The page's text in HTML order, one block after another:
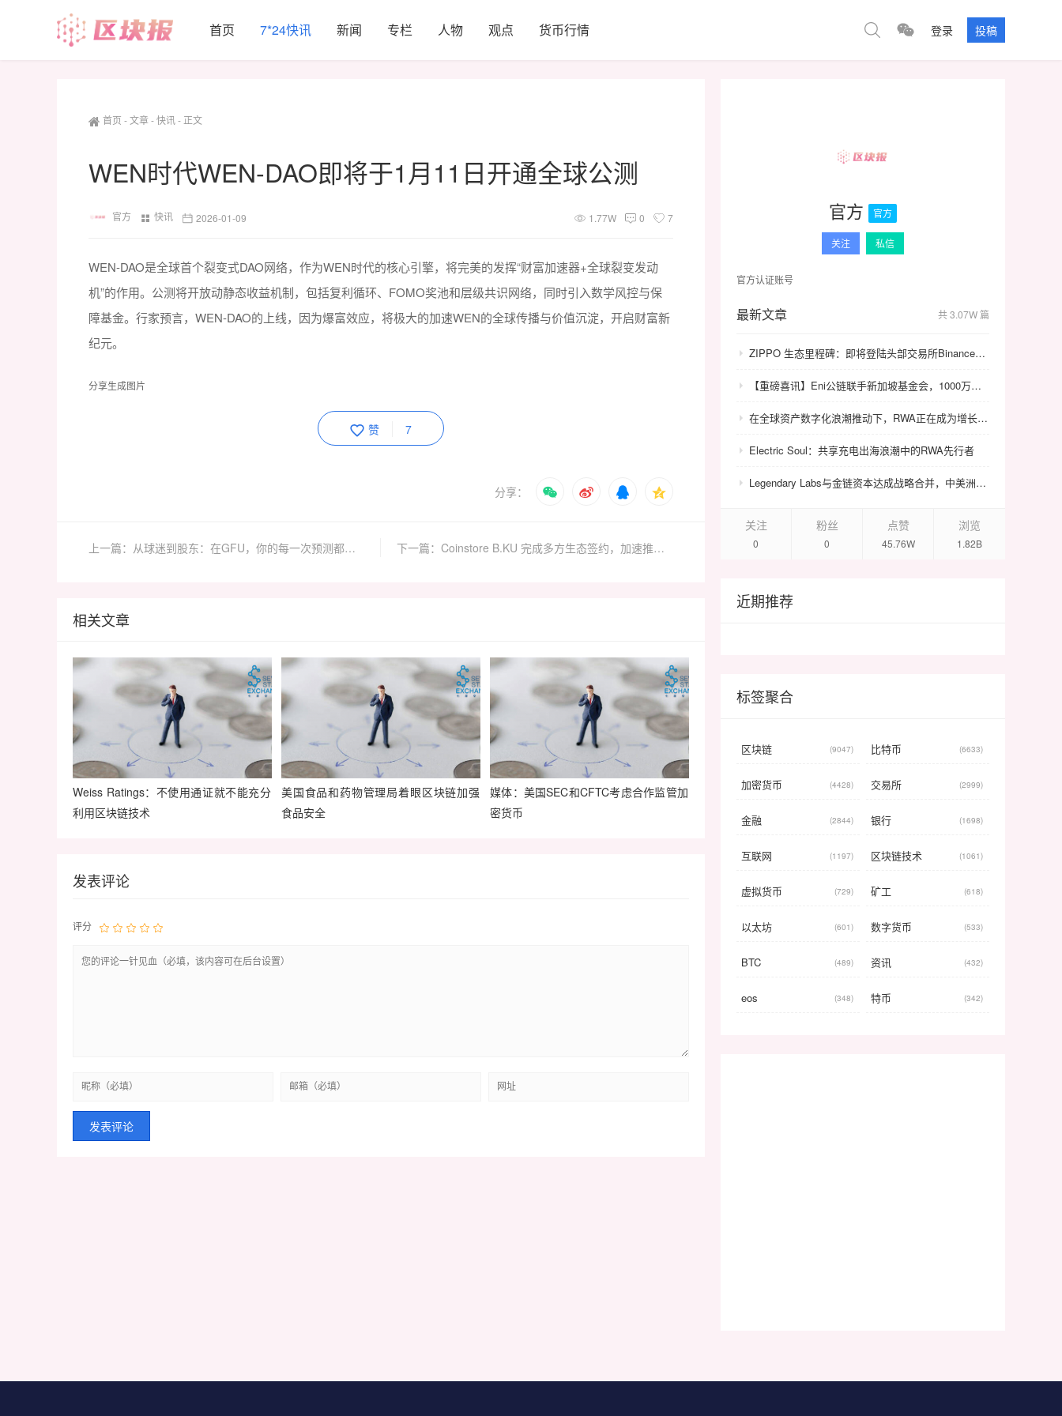
首页 7*24快讯 新闻 专栏 人物 观点 货币行情 登录 投稿
首页 -文章-快讯- 正文
WEN时代WEN-DAO即将于1月11日开通全球公测
官方 快讯 2026-01-09 1.77W 0 7
WEN-DAO是全球首个裂变式DAO网络，作为WEN时代的核心引擎，将完美的发挥“财富加速器+全球裂变发动
机”的作用。公测将开放动静态收益机制，包括复利循环、FOMO奖池和层级共识网络，同时引入数学风控与保
障基金。行家预言，WEN-DAO的上线，因为爆富效应，将极大的加速WEN的全球传播与价值沉淀，开启财富新
纪元。
分享生成图片
赞 7
分享：
上一篇：从球迷到股东：在GFU，你的每一次预测都是对未来的投资 下一篇：Coinstore B.KU 完成多方生态签约，加速推进 RWA 全球布局
相关文章
Weiss Ratings：不使用通证就不能充分
利用区块链技术
美国食品和药物管理局着眼区块链加强
食品安全
媒体：美国SEC和CFTC考虑合作监管加
密货币
发表评论
评分
官方 官方
关注 私信
官方认证账号
最新文章 共 3.07W 篇
ZIPPO 生态里程碑：即将登陆头部交易所Binance，GameFi 与通缩模型开启价值飞轮
【重磅喜讯】Eni公链联手新加坡基金会，1000万美金赋能众环CRC！
在全球资产数字化浪潮推动下，RWA正在成为增长最快的金融科技赛道之一。根据行业研究机构数据，当前全球RWA市场规模已达到约250亿至350亿美元，并预计将在2030年增长至5万亿至10万亿美元级别，成为继稳定币与DeFi之后最重要的链上资产结构之一。 在这一宏观背景下，HualiChain作为全球首个以黄花梨真实产业为底层资产支撑的Layer1公链生态，其长期投资价值正逐步受到机构市场与行业研究者的关注。 从资产逻辑来看，黄花梨作为全球极稀缺文化资产，其市场存量价值普遍估计在5000亿至1万亿人民币区间，但由于长期缺乏统一确权体系与标准化交易机制，大量资产仍处于非流动状态。这意味着该类资产本身存在巨大的“结构性价值未释放空间”。 HualiChain通过构建真实资产池与Tree NFT确权体系，将分散的黄花梨资源转化为可链上表达的标准化数字资产，使传统“高价值低流动”的资产结构首次具备全球可交易能力。这一过程本质上是对存量文化资产价值的系统性释放。 从金融结构来看，HualiChain通过HHT通证体系连接资产发行、交易结算与DeFi金融网络，使资产在链上形成完整的价值循环路径。同时通过手续费回购、销毁机制与锁仓机制构建通缩模型，使HHT价值与网络使用强度、资产规模及交易活跃度直接关联。 更重要的是，HualiChain并非单一项目，而是一个面向全球文化资产的RWA基础设施网络。其未来可扩展至红木、艺术品、古董、文旅资产等多个非标资产领域，从而形成跨资产类别的统一数字金融协议层。 从投资视角来看，HualiChain的长期潜力主要体现在三个方面： 第一，RWA赛道的结构性增长红利； 第二，稀缺文化资产标准化带来的存量价值释放； 第三，基础设施级项目在全球资本市场中的长期估值溢价能力。 行业普遍认为，基础设施型RWA项目的价值不依赖单一资产价格波动，而取决于网络规模、标准影响力与资产接入能力。如果HualiChain能够持续推进全球标准体系建设并扩大机构级市场接入，其有望成为文化资产RWA领域的重要基础协议之一。 随着全球资本逐步从传统金融资产向非标资产扩展，文化资产数字化将成为下一阶段重要趋势。HualiChain正处于这一结构性转型的早期阶段，其长期发展空间与网络价值增长潜力仍处于持续释放HualiChain投资价值与长期潜力：全球文化资产RWA赛道的基础设施级中。
Electric Soul：共享充电出海浪潮中的RWA先行者
Legendary Labs与金链资本达成战略合并，中美洲牌照加持助力生态升级
关注
0
粉丝
0
点赞
45.76W
浏览
1.82B
近期推荐
标签聚合
区块链 (9047) 比特币 (6633)
加密货币 (4428) 交易所 (2999)
金融 (2844) 银行 (1698)
互联网 (1197) 区块链技术 (1061)
虚拟货币 (729) 矿工 (618)
以太坊 (601) 数字货币 (533)
BTC (489) 资讯 (432)
eos (348) 特币 (342)